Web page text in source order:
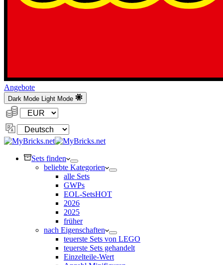
Angebote
Dark Mode Light Mode
Währung:
Sprache
ändern
Sets finden
beliebte Kategorien
alle Sets
GWPs
EOL-SetsHOT
2026
2025
früher
nach Eigenschaften
teuerste Sets von LEGO
teuerste Sets gehandelt
Einzelteile-Wert